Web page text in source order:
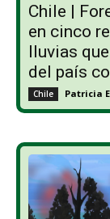
Chile |
en cinco
lluvias
del país
Chile Patricia